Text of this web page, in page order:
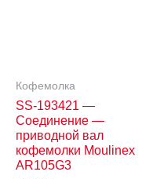
Кофемолка
SS-193421 —
Соединение —
приводной вал
кофемолки Moulinex
AR105G3